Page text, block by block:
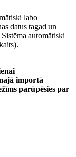
labo
datus tagad un
automātiski
importā
parūpēsies par